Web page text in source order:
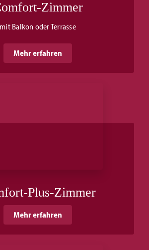
Zimmer
mit Balkon oder Terrasse
Mehr erfahren
Plus-Zimmer
Mehr erfahren